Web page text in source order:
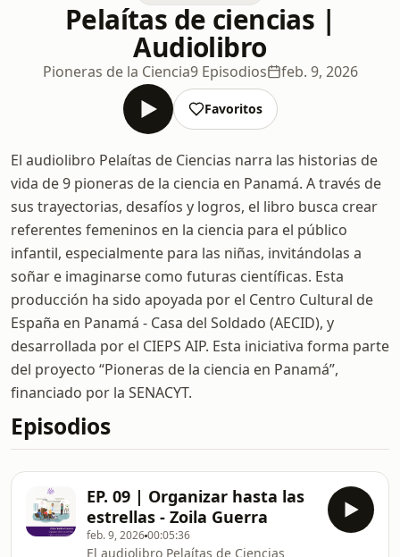
Pelaítas de ciencias |
Audiolibro
Pioneras de la Ciencia9 Episodios feb. 9, 2026
Favoritos
El audiolibro Pelaítas de Ciencias narra las historias de
vida de 9 pioneras de la ciencia en Panamá. A través de
sus trayectorias, desafíos y logros, el libro busca crear
referentes femeninos en la ciencia para el público
infantil, especialmente para las niñas, invitándolas a
soñar e imaginarse como futuras científicas. Esta
producción ha sido apoyada por el Centro Cultural de
España en Panamá - Casa del Soldado (AECID), y
desarrollada por el CIEPS AIP. Esta iniciativa forma parte
del proyecto “Pioneras de la ciencia en Panamá”,
financiado por la SENACYT.
Episodios
EP. 09 | Organizar hasta las
estrellas - Zoila Guerra
feb. 9, 202600:05:36
El audiolibro Pelaítas de Ciencias